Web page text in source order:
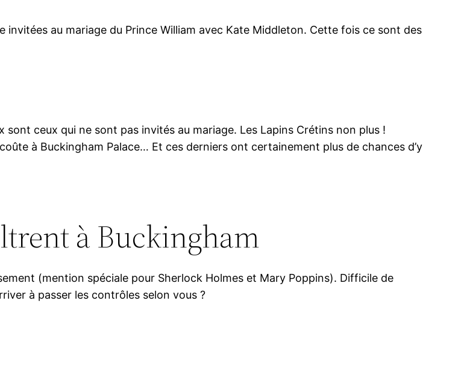
au mariage du Prince William avec Kate Middleton. Cette fois ce sont des
ceux qui ne sont pas invités au mariage. Les Lapins Crétins non plus !
à Buckingham Palace… Et ces derniers ont certainement plus de chances d’y
à Buckingham
(mention spéciale pour Sherlock Holmes et Mary Poppins). Difficile de
à passer les contrôles selon vous ?